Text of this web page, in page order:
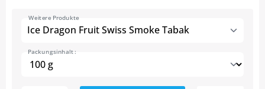
Ice Dragon Fruit Swiss Smoke Tabak
Weitere Produkte
Packungsinhalt :